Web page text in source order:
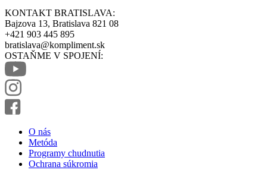
KONTAKT BRATISLAVA:
Bajzova 13, Bratislava 821 08
+421 903 445 895
bratislava@kompliment.sk
OSTAŇME V SPOJENÍ:
O nás
Metóda
Programy chudnutia
Ochrana súkromia